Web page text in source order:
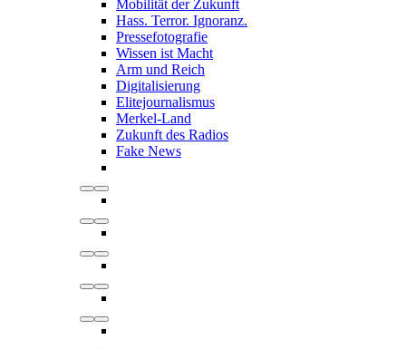
Mobilität der Zukunft
Hass. Terror. Ignoranz.
Pressefotografie
Wissen ist Macht
Arm und Reich
Digitalisierung
Elitejournalismus
Merkel-Land
Zukunft des Radios
Fake News